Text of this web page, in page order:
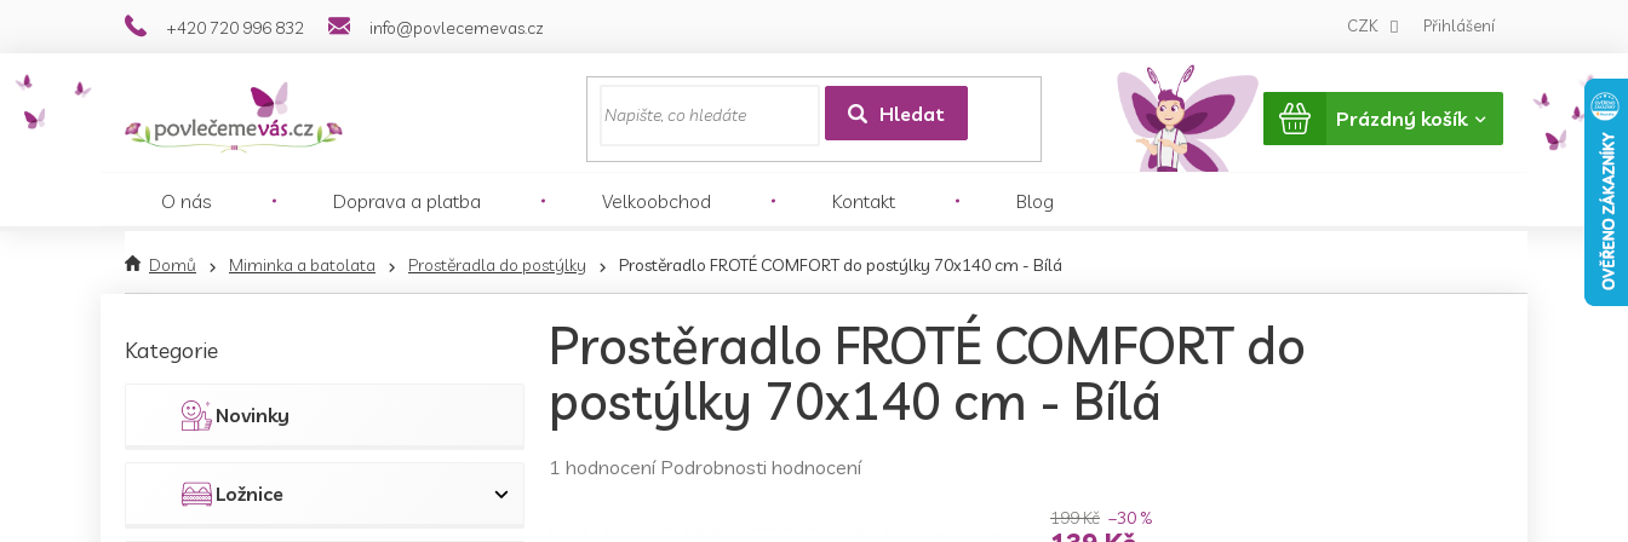
+420 720 996 832 info@povlecemevas.cz CZK Přihlášení
Hledat
Nákupní
košík
Prázdný košík
O nás Doprava a platba Velkoobchod Kontakt Blog
Domů Miminka a batolata Prostěradla do postýlky Prostěradlo FROTÉ COMFORT do postýlky 70x140 cm - Bílá
kategorie
Kategorie
Novinky
Ložnice
Prostěradlo FROTÉ COMFORT do
postýlky 70x140 cm - Bílá
Průměrné
1 hodnocení Podrobnosti hodnocení
199 Kč –30 %